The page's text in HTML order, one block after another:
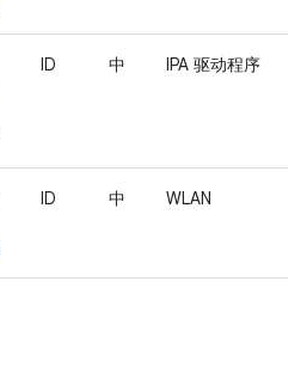
ID 中 IPA 驱动程序
ID 中 WLAN